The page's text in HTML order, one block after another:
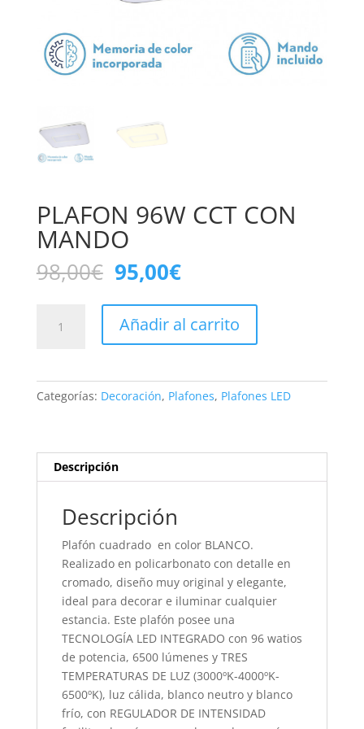
PLAFON 96W CCT CON
MANDO
98,00€ El
precio
original
era:
98,00€.
95,00€El
precio
actual
es:
95,00€.
cantidad
Añadir al carrito
Categorías: Decoración, Plafones, Plafones LED
Descripción
Descripción
Plafón cuadrado en color BLANCO.
Realizado en policarbonato con detalle en
cromado, diseño muy original y elegante,
ideal para decorar e iluminar cualquier
estancia. Este plafón posee una
TECNOLOGÍA LED INTEGRADO con 96 watios
de potencia, 6500 lúmenes y TRES
TEMPERATURAS DE LUZ (3000ºK-4000ºK-
6500ºK), luz cálida, blanco neutro y blanco
frío, con REGULADOR DE INTENSIDAD